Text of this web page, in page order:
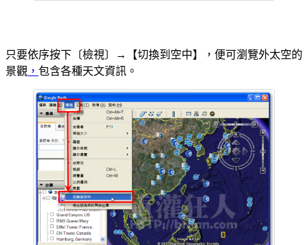
只要依序按下〔檢視〕→【切換到空中】，便可瀏覽外太空的
景觀 ， 包含各種天文資訊。